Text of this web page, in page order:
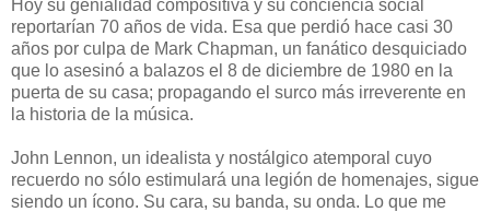
Hoy su genialidad compositiva y su conciencia social
reportarían 70 años de vida. Esa que perdió hace casi 30
años por culpa de Mark Chapman, un fanático desquiciado
que lo asesinó a balazos el 8 de diciembre de 1980 en la
puerta de su casa; propagando el surco más irreverente en
la historia de la música.
John Lennon, un idealista y nostálgico atemporal cuyo
recuerdo no sólo estimulará una legión de homenajes, sigue
siendo un ícono. Su cara, su banda, su onda. Lo que me